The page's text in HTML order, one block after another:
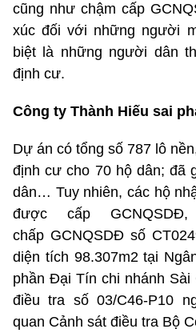
cũng như chậm cấp
xúc đối với những người
biệt là những người dân
định cư.
Công ty Thành Hiếu sai
Dự án có tổng số 787 lô
định cư cho 70 hộ dân; đã
dân… Tuy nhiên, các hộ
được cấp
chấp GCNQSDĐ số
diện tích 98.307m2 tại
phần Đại Tín chi nhánh Sài
điều tra số 03/C46-P10
quan Cảnh sát điều tra Bộ